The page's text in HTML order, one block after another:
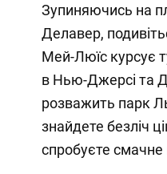
Зупиняючись на
Делавер,
Мей-Люїс курсує
в Нью-Джерсі та
розважить парк
знайдете безліч
спробуєте